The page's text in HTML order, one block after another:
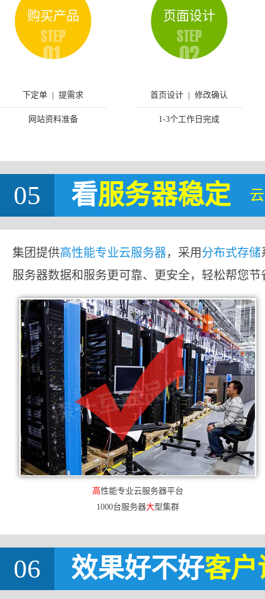
购买产品
下定单 | 提需求
网站资料准备
页面设计
首页设计 | 修改确认
1-3个工作日完成
05 看服务器稳定
集团提供高性能专业云服务器，采用分布式存储
服务器数据和服务更可靠、更安全，轻松帮您节
高性能专业云服务器平台
1000台服务器大型集群
06 效果好不好客户